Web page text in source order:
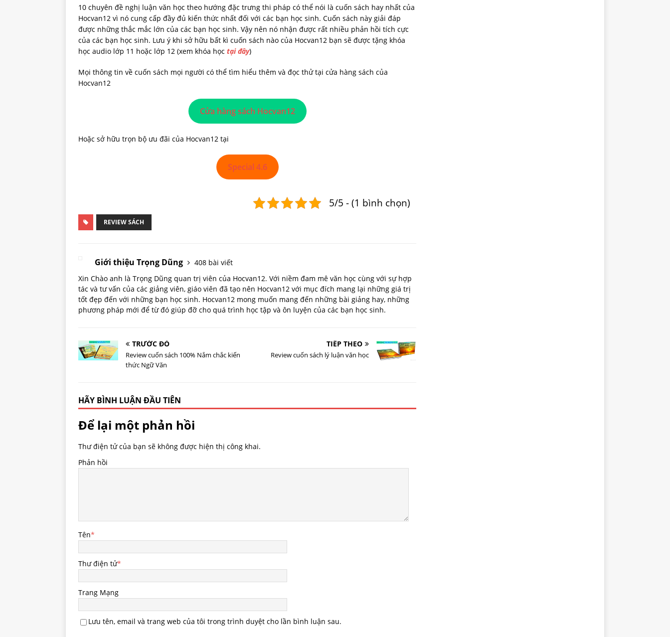
10 chuyên đề nghị luận văn học theo hướng đặc trưng thi pháp có thể nói là cuốn sách hay nhất của
Hocvan12 vì nó cung cấp đầy đủ kiến thức nhất đối với các bạn học sinh. Cuốn sách này giải đáp
được những thắc mắc lớn của các bạn học sinh. Vậy nên nó nhận được rất nhiều phản hồi tích cực
của các bạn học sinh. Lưu ý khi sở hữu bất kì cuốn sách nào của Hocvan12 bạn sẽ được tặng khóa
học audio lớp 11 hoặc lớp 12 (xem khóa học tại đây)
Mọi thông tin về cuốn sách mọi người có thể tìm hiểu thêm và đọc thử tại cửa hàng sách của
Hocvan12
Cửa hàng sách Hocvan12
Hoặc sở hữu trọn bộ ưu đãi của Hocvan12 tại
Special 4.6
5/5 - (1 bình chọn)
REVIEW SÁCH
Giới thiệu Trọng Dũng
408 bài viết
Xin Chào anh là Trọng Dũng quan trị viên của Hocvan12. Với niềm đam mê văn học cùng với sự hợp
tác và tư vấn của các giảng viên, giáo viên đã tạo nên Hocvan12 với mục đích mang lại những giá trị
tốt đẹp đến với những bạn học sinh. Hocvan12 mong muốn mang đến những bài giảng hay, những
phương pháp mới để từ đó giúp đỡ cho quá trình học tập và ôn luyện của các bạn học sinh.
TRƯỚC ĐÓ
Review cuốn sách 100% Nắm chắc kiến
thức Ngữ Văn
TIẾP THEO
Review cuốn sách lý luận văn học
HÃY BÌNH LUẬN ĐẦU TIÊN
Để lại một phản hồi
Thư điện tử của bạn sẽ không được hiện thị công khai.
Phản hồi
Tên*
Thư điện tử*
Trang Mạng
Lưu tên, email và trang web của tôi trong trình duyệt cho lần bình luận sau.